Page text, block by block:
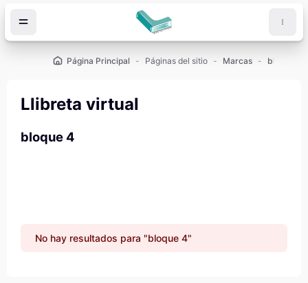
Página Principal Páginas del sitio Marcas bloque 4
Llibreta virtual
bloque 4
No hay resultados para "bloque 4"